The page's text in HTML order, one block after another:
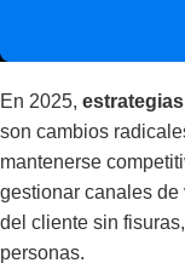
En 2025,
son cambios
mantenerse
gestionar canales
del cliente sin
personas.